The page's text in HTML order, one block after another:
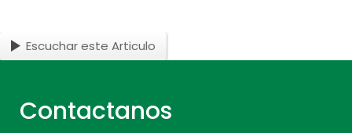
Escuchar este Articulo
Contactanos